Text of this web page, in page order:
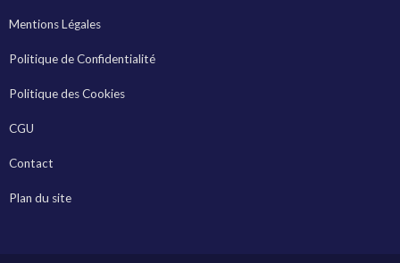
Mentions Légales
Politique de Confidentialité
Politique des Cookies
CGU
Contact
Plan du site